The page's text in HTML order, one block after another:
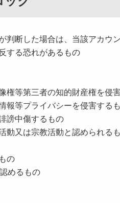
断した場合は、当該アカウ
する恐れがあるもの
権等第三者の知的財産権を侵
報等プライバシーを侵害する
謗中傷するもの
動又は宗教活動と認められる
の
めるもの